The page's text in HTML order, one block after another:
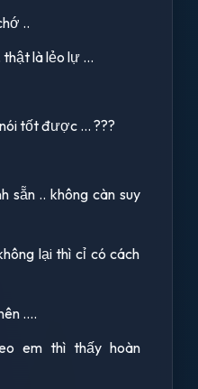
..
thật là lẻo lự ...
tốt được ... ???
sẵn .. không càn suy
lại thì cỉ có cách
....
em thì thấy hoàn